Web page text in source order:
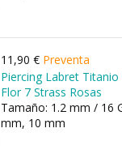
11,90 € Preventa
Piercing Labret
Flor 7 Strass Rosas
Tamaño: 1.2 mm / 16
mm, 10 mm